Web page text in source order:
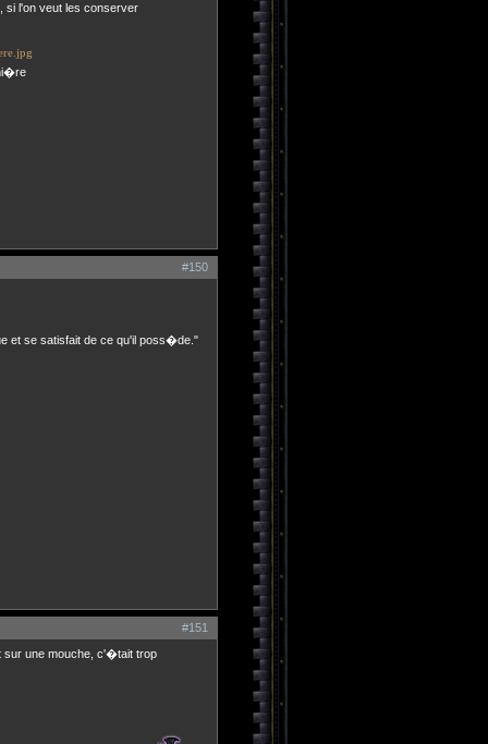
si l'on veut les conserver
#150
et se satisfait de ce qu'il poss�de."
#151
sur une mouche, c'�tait trop